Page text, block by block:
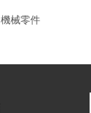
機械零件